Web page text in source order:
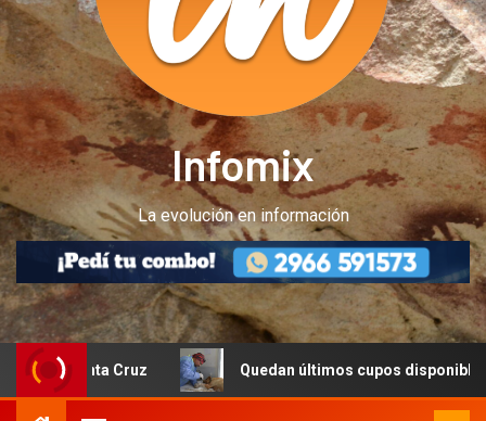
Infomix
La evolución en información
Cruz Quedan últimos cupos disponibles para